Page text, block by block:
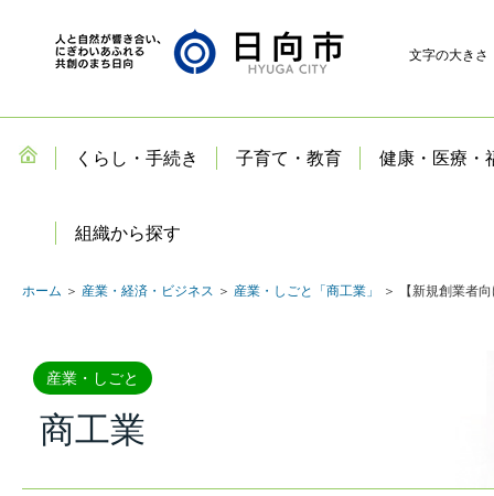
文字の大きさ
くらし・手続き 子育て・教育 健康・医療・
組織から探す
ホーム ＞ 産業・経済・ビジネス ＞ 産業・しごと「商工業」 ＞ 【新規創業者
産業・しごと
商工業